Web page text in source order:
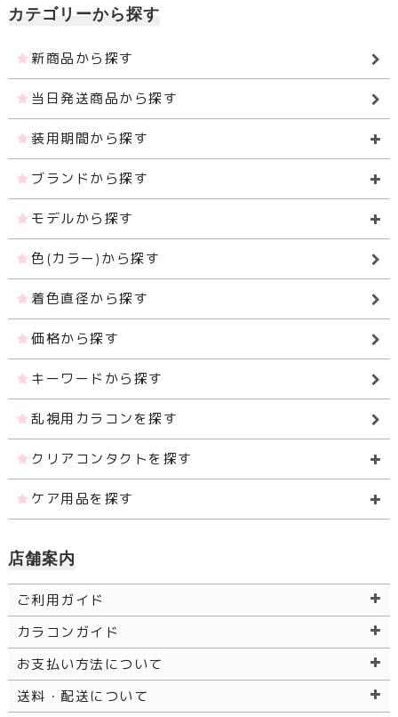
カテゴリーから探す
新商品から探す
当日発送商品から探す
装用期間から探す
ブランドから探す
モデルから探す
色(カラー)から探す
着色直径から探す
価格から探す
キーワードから探す
乱視用カラコンを探す
クリアコンタクトを探す
ケア用品を探す
店舗案内
ご利用ガイド
カラコンガイド
お支払い方法について
送料・配送について